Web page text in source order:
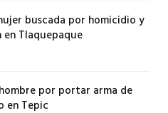
buscada por homicidio y
en Tlaquepaque
por portar arma de
en Tepic